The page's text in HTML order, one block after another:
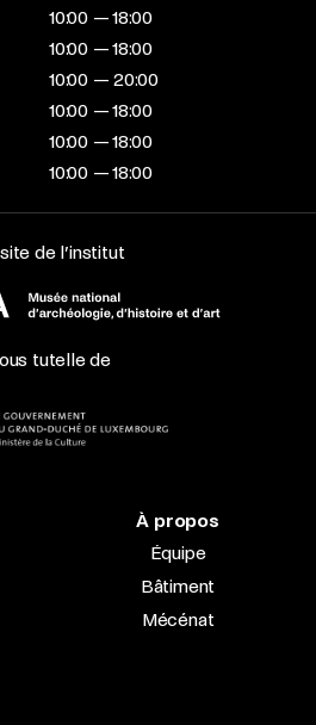
10:00 — 18:00
10:00 — 18:00
10:00 — 20:00
10:00 — 18:00
10:00 — 18:00
10:00 — 18:00
de l’institut
tutelle de
À propos
Équipe
Bâtiment
Mécénat